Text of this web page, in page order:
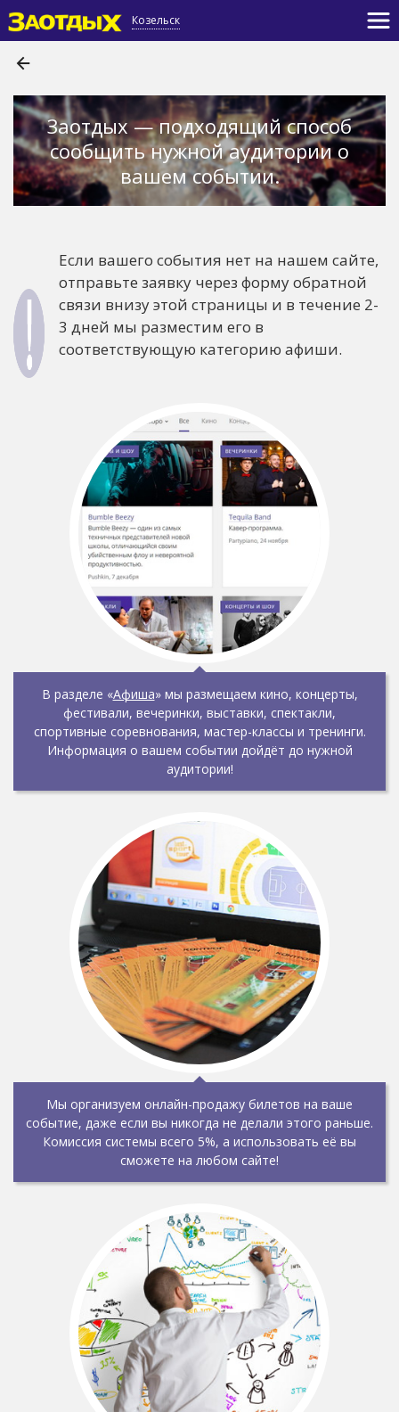
Козельск
Заотдых — подходящий способ
сообщить нужной аудитории о
вашем событии.
Если вашего события нет на нашем сайте,
отправьте заявку через форму обратной
связи внизу этой страницы и в течение 2-
3 дней мы разместим его в
соответствующую категорию афиши.
В разделе «Афиша» мы размещаем кино, концерты,
фестивали, вечеринки, выставки, спектакли,
спортивные соревнования, мастер-классы и тренинги.
Информация о вашем событии дойдёт до нужной
аудитории!
Мы организуем онлайн-продажу билетов на ваше
событие, даже если вы никогда не делали этого раньше.
Комиссия системы всего 5%, а использовать её вы
сможете на любом сайте!